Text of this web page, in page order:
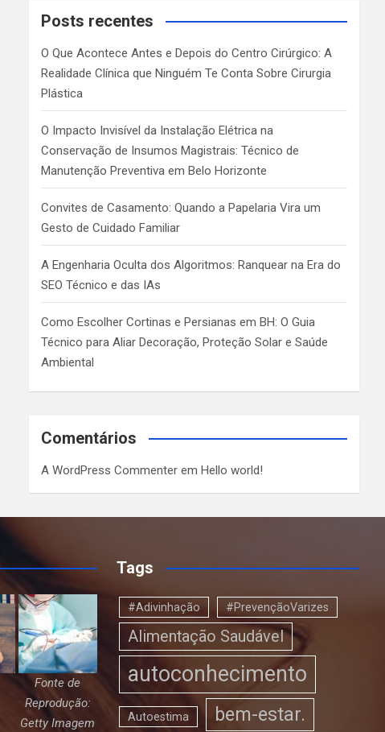
c
Posts recentes
O Que Acontece Antes e Depois do Centro Cirúrgico: A
Realidade Clínica que Ninguém Te Conta Sobre Cirurgia
Plástica
O Impacto Invisível da Instalação Elétrica na
Conservação de Insumos Magistrais: Técnico de
Manutenção Preventiva em Belo Horizonte
Convites de Casamento: Quando a Papelaria Vira um
Gesto de Cuidado Familiar
A Engenharia Oculta dos Algoritmos: Ranquear na Era do
SEO Técnico e das IAs
Como Escolher Cortinas e Persianas em BH: O Guia
Técnico para Aliar Decoração, Proteção Solar e Saúde
Ambiental
Comentários
A WordPress Commenter emHello world!
Fonte de
Reprodução:
Getty Imagem
Tags
#Adivinhação #PrevençãoVarizes
Alimentação Saudável
autoconhecimento
Autoestima bem-estar.